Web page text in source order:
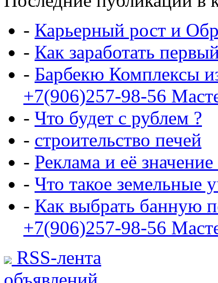
- Карьерный рост и
- Как заработать
- Барбекю Комплексы
+7(906)257-98-56
- Что будет с рублем ?
- строительство печей
- Реклама и её
- Что такое земельные
- Как выбрать банную
+7(906)257-98-56
RSS-лента